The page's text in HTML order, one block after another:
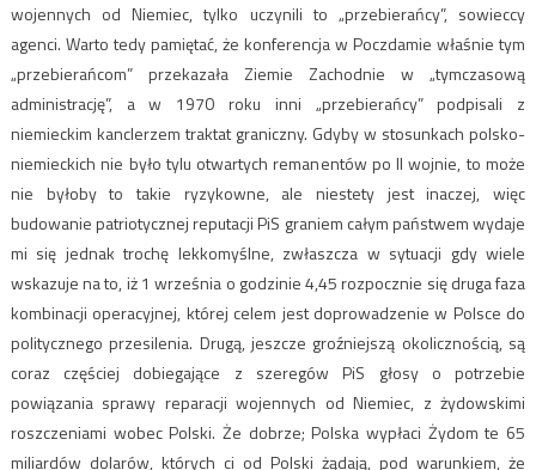
wojennych od Niemiec, tylko uczynili to „przebierańcy”, sowieccy
agenci. Warto tedy pamiętać, że konferencja w Poczdamie właśnie tym
„przebierańcom” przekazała Ziemie Zachodnie w „tymczasową
administrację”, a w 1970 roku inni „przebierańcy” podpisali z
niemieckim kanclerzem traktat graniczny. Gdyby w stosunkach polsko-
niemieckich nie było tylu otwartych remanentów po II wojnie, to może
nie byłoby to takie ryzykowne, ale niestety jest inaczej, więc
budowanie patriotycznej reputacji PiS graniem całym państwem wydaje
mi się jednak trochę lekkomyślne, zwłaszcza w sytuacji gdy wiele
wskazuje na to, iż 1 września o godzinie 4,45 rozpocznie się druga faza
kombinacji operacyjnej, której celem jest doprowadzenie w Polsce do
politycznego przesilenia. Drugą, jeszcze groźniejszą okolicznością, są
coraz częściej dobiegające z szeregów PiS głosy o potrzebie
powiązania sprawy reparacji wojennych od Niemiec, z żydowskimi
roszczeniami wobec Polski. Że dobrze; Polska wypłaci Żydom te 65
miliardów dolarów, których ci od Polski żądają, pod warunkiem, że